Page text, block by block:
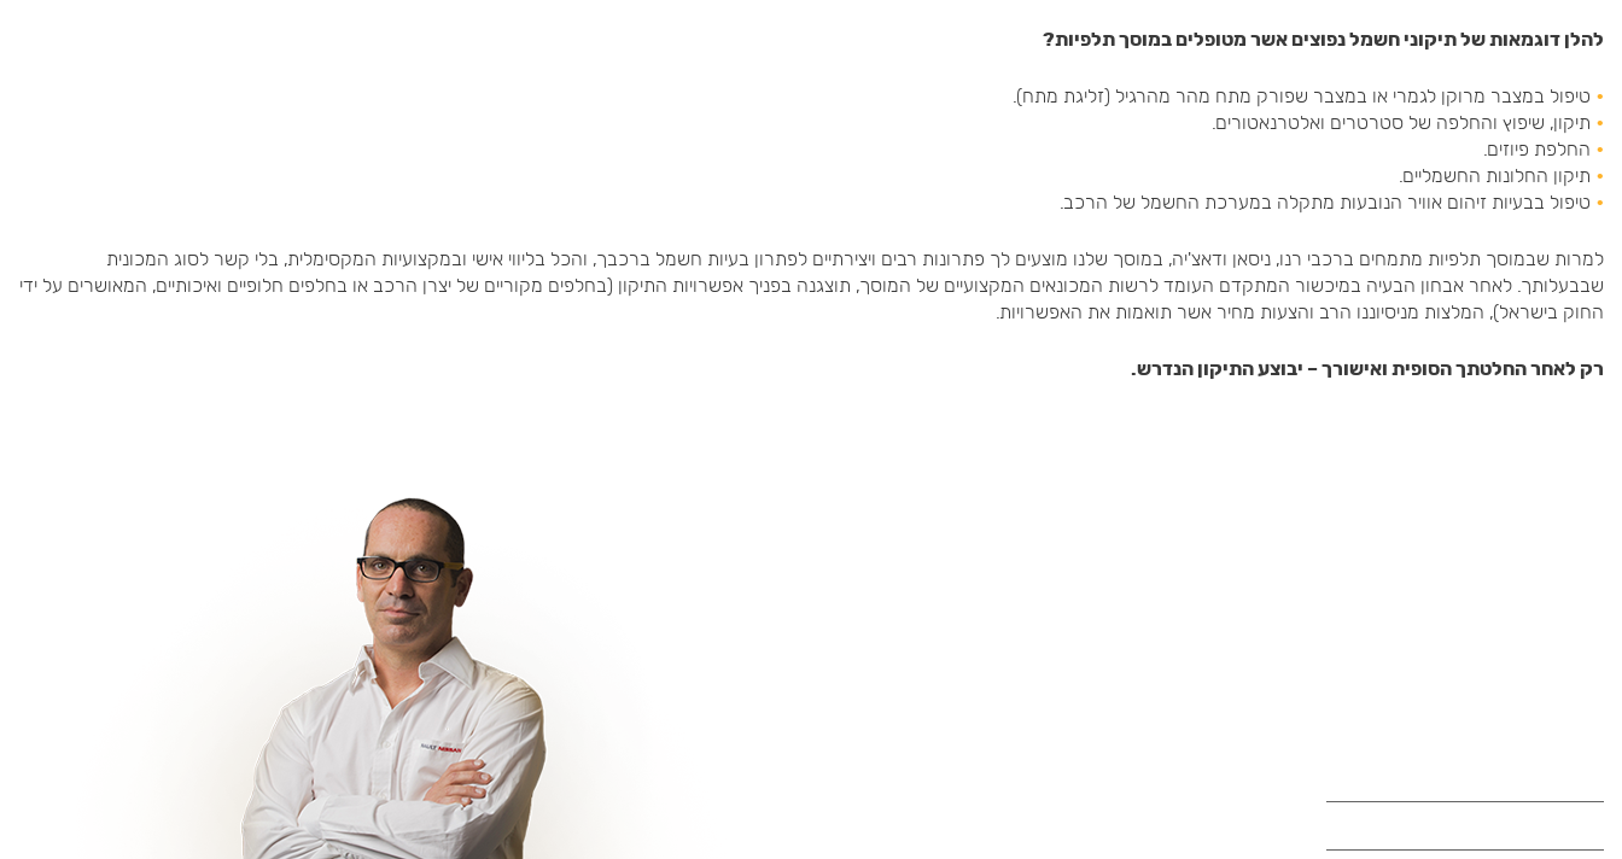
להלן דוגמאות של תיקוני חשמל נפוצים אשר מטופלים במוסך תלפיות?
טיפול במצבר מרוקן לגמרי או במצבר שפורק מתח מהר מהרגיל (זליגת מתח).
תיקון, שיפוץ והחלפה של סטרטרים ואלטרנאטורים.
החלפת פיוזים.
תיקון החלונות החשמליים.
טיפול בבעיות זיהום אוויר הנובעות מתקלה במערכת החשמל של הרכב.
למרות שבמוסך תלפיות מתמחים ברכבי רנו, ניסאן ודאצ'יה, במוסך שלנו מוצעים לך פתרונות רבים ויצירתיים לפתרון בעיות חשמל ברכבך, והכל בליווי אישי ובמקצועיות המקסימלית, בלי קשר לסוג המכונית
שבבעלותך. לאחר אבחון הבעיה במיכשור המתקדם העומד לרשות המכונאים המקצועיים של המוסך, תוצגנה בפניך אפשרויות התיקון (בחלפים מקוריים של יצרן הרכב או בחלפים חלופיים ואיכותיים, המאושרים על ידי
החוק בישראל), המלצות מניסיוננו הרב והצעות מחיר אשר תואמות את האפשרויות.
רק לאחר החלטתך הסופית ואישורך – יבוצע התיקון הנדרש.